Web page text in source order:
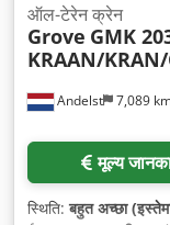
Andelst 7,089
ऑल-टेरेन क्रेन
Grove GMK
KRAAN/
मूल्य
स्थिति:बहुत अच्छा